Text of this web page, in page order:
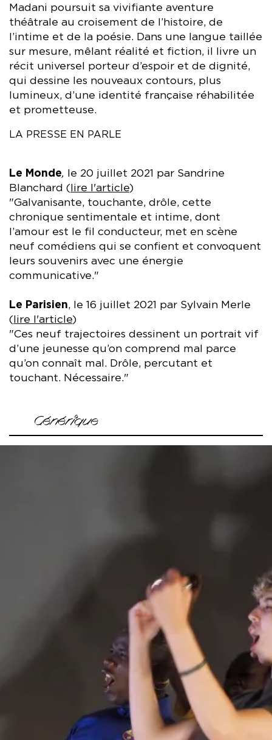
Madani poursuit sa vivifiante aventure
théâtrale au croisement de l’histoire, de
l’intime et de la poésie. Dans une langue taillée
sur mesure, mêlant réalité et fiction, il livre un
récit universel porteur d’espoir et de dignité,
qui dessine les nouveaux contours, plus
lumineux, d’une identité française réhabilitée
et prometteuse.
LA PRESSE EN PARLE
Le Monde,
le 20 juillet 2021 par Sandrine
Blanchard ( lire l'article)
"Galvanisante, touchante, drôle, cette
chronique sentimentale et intime, dont
l’amour est le fil conducteur, met en scène
neuf comédiens qui se confient et convoquent
leurs souvenirs avec une énergie
communicative."
Le Parisien, le 16 juillet 2021 par Sylvain Merle
( lire l'article)
"Ces neuf trajectoires dessinent un portrait vif
d’une jeunesse qu’on comprend mal parce
qu’on connaît mal. Drôle, percutant et
touchant. Nécessaire."
Générique
Regard extérieur chorégraphique Salia Sanou
Assistanat de Jérôme Kaboré
Création lumière et régie générale Damien Klein
Costumes Ahmed Madani et Pascale Barré
Coaching chant Dominique Magloire
Administration de production Pauline Dagron
Diffusion et développement Rachel Barrier
Production Madani Compagnie
Coproduction Le Grand T - Théâtre de Loire-Atlantique à
Nantes, MC93 - Maison de la Culture de Seine-Saint-Denis,